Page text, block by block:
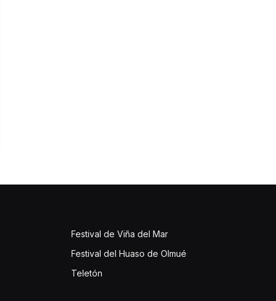
Festival de Viña del Mar
Festival del Huaso de Olmué
Teletón